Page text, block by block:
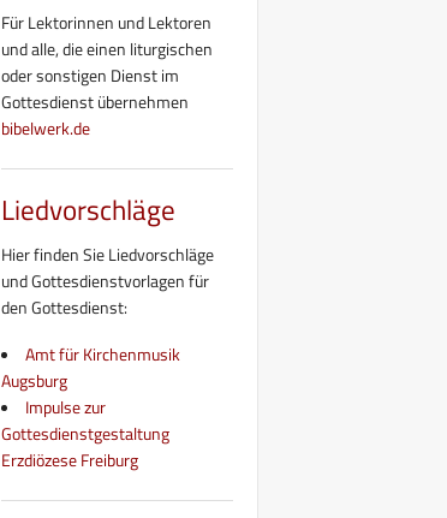
Für Lektorinnen und Lektoren
und alle, die einen liturgischen
oder sonstigen Dienst im
Gottesdienst übernehmen
bibelwerk.de
Liedvorschläge
Hier finden Sie Liedvorschläge
und Gottesdienstvorlagen für
den Gottesdienst:
Amt für Kirchenmusik
Augsburg
Impulse zur
Gottesdienstgestaltung
Erzdiözese Freiburg